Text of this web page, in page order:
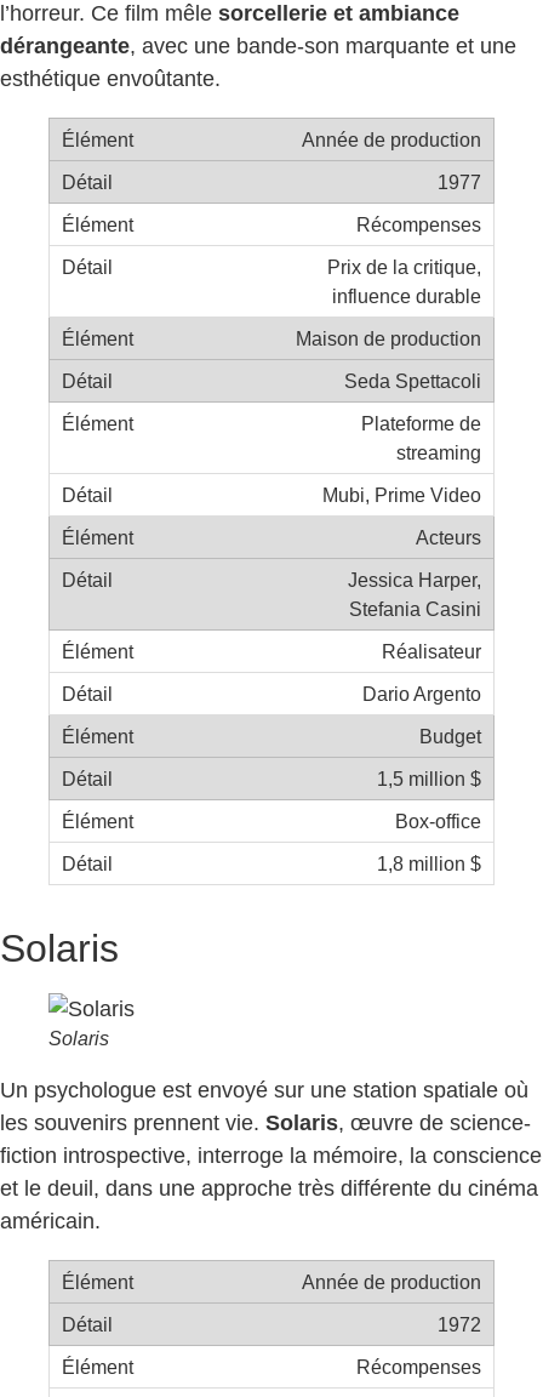
l’horreur. Ce film mêle sorcellerie et ambiance
dérangeante, avec une bande-son marquante et une
esthétique envoûtante.
Année de production
1977
Récompenses
Prix de la critique,
influence durable
Maison de production
Seda Spettacoli
Plateforme de
streaming
Mubi, Prime Video
Acteurs
Jessica Harper,
Stefania Casini
Réalisateur
Dario Argento
Budget
1,5 million $
Box-office
1,8 million $
Solaris
Solaris
Un psychologue est envoyé sur une station spatiale où
les souvenirs prennent vie. Solaris, œuvre de science-
fiction introspective, interroge la mémoire, la conscience
et le deuil, dans une approche très différente du cinéma
américain.
Année de production
1972
Récompenses